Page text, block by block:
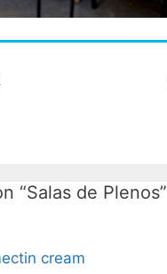
“Salas de Plenos”
cream